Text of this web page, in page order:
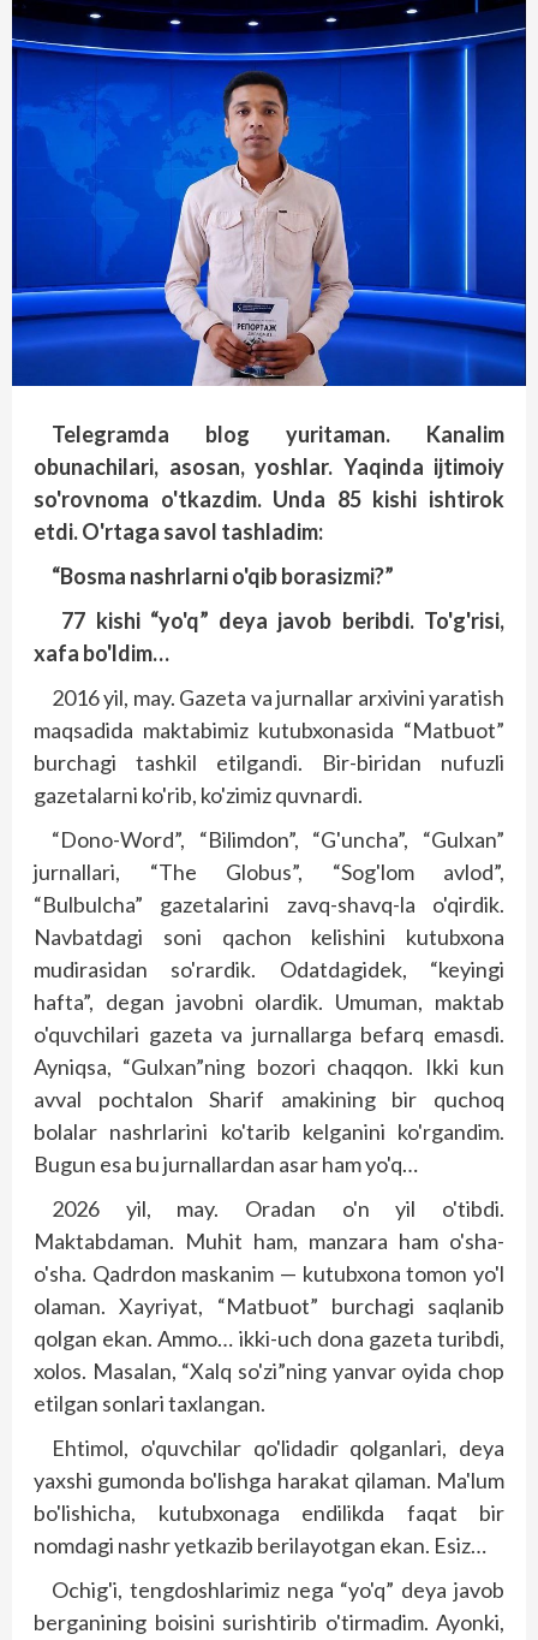
Telegramda blog yuritaman. Kanalim
obunachilari, asosan, yoshlar. Yaqinda ijtimoiy
so'rovnoma o'tkazdim. Unda 85 kishi ishtirok
etdi. O'rtaga savol tashladim:
“Bosma nashrlarni o'qib borasizmi?”
77 kishi “yo'q” deya javob beribdi. To'g'risi,
xafa bo'ldim…
2016 yil, may. Gazeta va jurnallar arxivini yaratish
maqsadida maktabimiz kutubxonasida “Matbuot”
burchagi tashkil etilgandi. Bir-biridan nufuzli
gazetalarni ko'rib, ko'zimiz quvnardi.
“Dono-Word”, “Bilimdon”, “G'uncha”, “Gulxan”
jurnallari, “The Globus”, “Sog'lom avlod”,
“Bulbulcha” gazetalarini zavq-shavq-la o'qirdik.
Navbatdagi soni qachon kelishini kutubxona
mudirasidan so'rardik. Odatdagidek, “keyingi
hafta”, degan javobni olardik. Umuman, maktab
o'quvchilari gazeta va jurnallarga befarq emasdi.
Ayniqsa, “Gulxan”ning bozori chaqqon. Ikki kun
avval pochtalon Sharif amakining bir quchoq
bolalar nashrlarini ko'tarib kelganini ko'rgandim.
Bugun esa bu jurnallardan asar ham yo'q…
2026 yil, may. Oradan o'n yil o'tibdi.
Maktabdaman. Muhit ham, manzara ham o'sha-
o'sha. Qadrdon maskanim — kutubxona tomon yo'l
olaman. Xayriyat, “Matbuot” burchagi saqlanib
qolgan ekan. Ammo… ikki-uch dona gazeta turibdi,
xolos. Masalan, “Xalq so'zi”ning yanvar oyida chop
etilgan sonlari taxlangan.
Ehtimol, o'quvchilar qo'lidadir qolganlari, deya
yaxshi gumonda bo'lishga harakat qilaman. Ma'lum
bo'lishicha, kutubxonaga endilikda faqat bir
nomdagi nashr yetkazib berilayotgan ekan. Esiz…
Ochig'i, tengdoshlarimiz nega “yo'q” deya javob
berganining boisini surishtirib o'tirmadim. Ayonki,